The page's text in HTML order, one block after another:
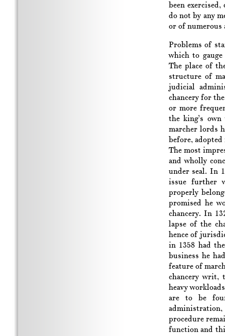
been
do not by any
or of numerous
Problems of
which to
The place of
structure of
judicial
chancery for
or more
the king’s
marcher lords
before,
The most
and wholly
under seal. In
issue further
properly
promised he
chancery. In
lapse of the
hence of
in 1358 had
business he
feature of
chancery writ,
heavy
are to be
procedure
function and